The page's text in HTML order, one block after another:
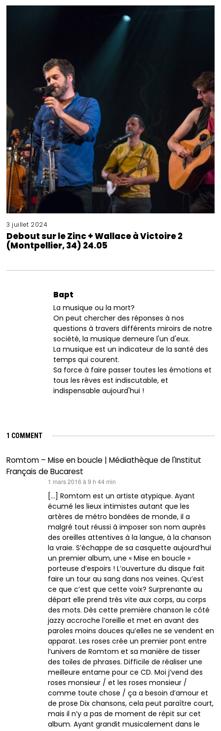
3 juillet 2024
Debout sur le Zinc + Wallace à Victoire 2
(Montpellier, 34) 24.05
Bapt
La musique ou la mort?
On peut chercher des réponses à nos
questions à travers différents miroirs de notre
société, la musique demeure l'un d'eux.
La musique est un indicateur de la santé des
temps qui courent.
Sa force à faire passer toutes les émotions et
tous les rêves est indiscutable, et
indispensable aujourd'hui !
1 COMMENT
Romtom – Mise en boucle | Médiathèque de l'Institut
Français de Bucarest
1 mars 2016 à 9 h 44 min
[…] Romtom est un artiste atypique. Ayant
écumé les lieux intimistes autant que les
artères de métro bondées de monde, il a
malgré tout réussi à imposer son nom auprès
des oreilles attentives à la langue, à la chanson
la vraie. S’échappe de sa casquette aujourd’hui
un premier album, une « Mise en boucle »
porteuse d’espoirs ! L’ouverture du disque fait
faire un tour au sang dans nos veines. Qu’est
ce que c’est que cette voix? Surprenante au
départ elle prend très vite aux corps, au corps
des mots. Dès cette première chanson le côté
jazzy accroche l’oreille et met en avant des
paroles moins douces qu’elles ne se vendent en
apparat. Les roses crée un premier pont entre
l’univers de Romtom et sa manière de tisser
des toiles de phrases. Difficile de réaliser une
meilleure entame pour ce CD. Moi j’vend des
roses monsieur / et les roses monsieur /
comme toute chose / ça a besoin d’amour et
de prose Dix chansons, cela peut paraître court,
mais il n’y a pas de moment de répit sur cet
album. Ayant grandit musicalement dans le